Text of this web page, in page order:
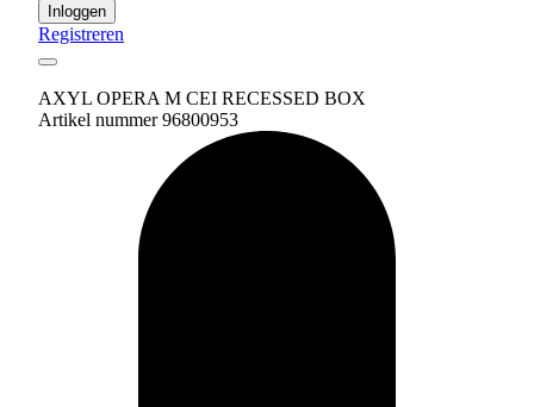
Inloggen
Registreren
AXYL OPERA M CEI RECESSED BOX
Artikel nummer 96800953